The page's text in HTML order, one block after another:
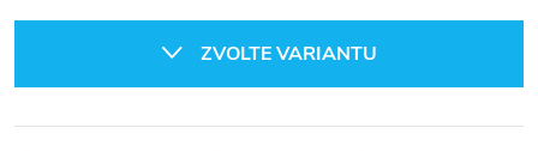
ZVOLTE VARIANTU